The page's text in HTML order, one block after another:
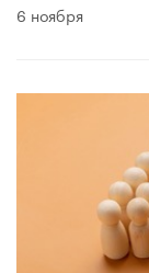
6 ноября